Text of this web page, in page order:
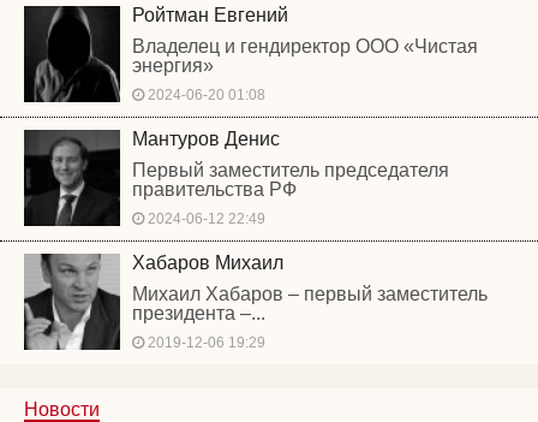
Ройтман Евгений
Владелец и гендиректор ООО «Чистая
энергия»
2024-06-20 01:08
Мантуров Денис
Первый заместитель председателя
правительства РФ
2024-06-12 22:49
Хабаров Михаил
Михаил Хабаров – первый заместитель
президента –...
2019-12-06 19:29
Новости